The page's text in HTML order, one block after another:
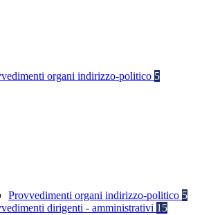
organi indirizzo-politico 5
Provvedimenti organi indirizzo-politico 5
dirigenti - amministrativi 15